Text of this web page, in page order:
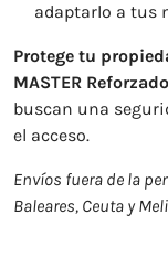
adaptarlo a tus
Protege tu
MASTER Reforzado
buscan una
el acceso.
Envíos fuera de la
Baleares, Ceuta y